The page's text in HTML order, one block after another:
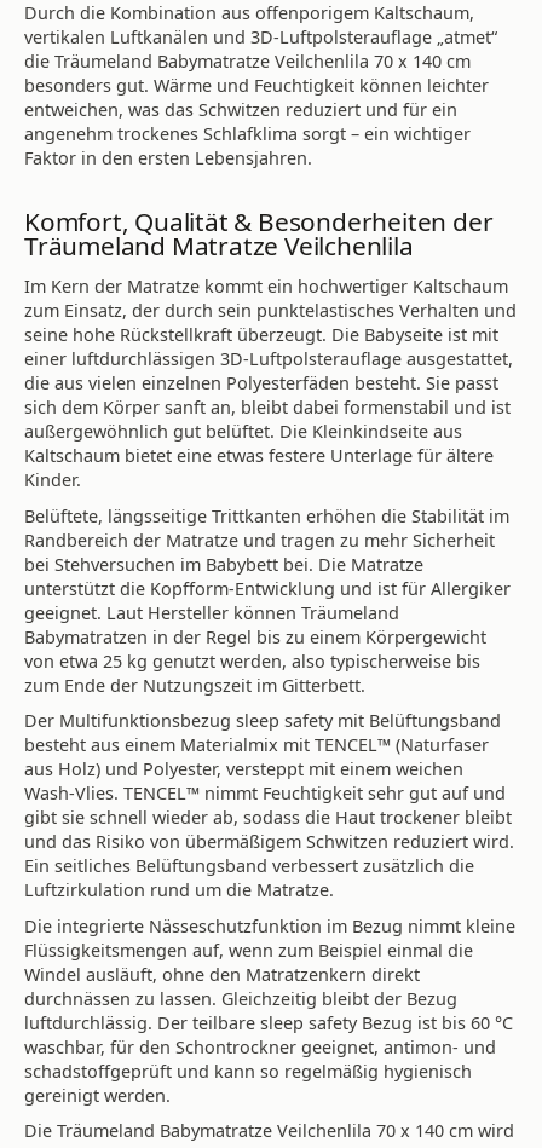
Durch die Kombination aus offenporigem Kaltschaum,
vertikalen Luftkanälen und 3D-Luftpolsterauflage „atmet“
die Träumeland Babymatratze Veilchenlila 70 x 140 cm
besonders gut. Wärme und Feuchtigkeit können leichter
entweichen, was das Schwitzen reduziert und für ein
angenehm trockenes Schlafklima sorgt – ein wichtiger
Faktor in den ersten Lebensjahren.
Komfort, Qualität & Besonderheiten der
Träumeland Matratze Veilchenlila
Im Kern der Matratze kommt ein hochwertiger Kaltschaum
zum Einsatz, der durch sein punktelastisches Verhalten und
seine hohe Rückstellkraft überzeugt. Die Babyseite ist mit
einer luftdurchlässigen 3D-Luftpolsterauflage ausgestattet,
die aus vielen einzelnen Polyesterfäden besteht. Sie passt
sich dem Körper sanft an, bleibt dabei formenstabil und ist
außergewöhnlich gut belüftet. Die Kleinkindseite aus
Kaltschaum bietet eine etwas festere Unterlage für ältere
Kinder.
Belüftete, längsseitige Trittkanten erhöhen die Stabilität im
Randbereich der Matratze und tragen zu mehr Sicherheit
bei Stehversuchen im Babybett bei. Die Matratze
unterstützt die Kopfform-Entwicklung und ist für Allergiker
geeignet. Laut Hersteller können Träumeland
Babymatratzen in der Regel bis zu einem Körpergewicht
von etwa 25 kg genutzt werden, also typischerweise bis
zum Ende der Nutzungszeit im Gitterbett.
Der Multifunktionsbezug sleep safety mit Belüftungsband
besteht aus einem Materialmix mit TENCEL™ (Naturfaser
aus Holz) und Polyester, versteppt mit einem weichen
Wash-Vlies. TENCEL™ nimmt Feuchtigkeit sehr gut auf und
gibt sie schnell wieder ab, sodass die Haut trockener bleibt
und das Risiko von übermäßigem Schwitzen reduziert wird.
Ein seitliches Belüftungsband verbessert zusätzlich die
Luftzirkulation rund um die Matratze.
Die integrierte Nässeschutzfunktion im Bezug nimmt kleine
Flüssigkeitsmengen auf, wenn zum Beispiel einmal die
Windel ausläuft, ohne den Matratzenkern direkt
durchnässen zu lassen. Gleichzeitig bleibt der Bezug
luftdurchlässig. Der teilbare sleep safety Bezug ist bis 60 °C
waschbar, für den Schontrockner geeignet, antimon- und
schadstoffgeprüft und kann so regelmäßig hygienisch
gereinigt werden.
Die Träumeland Babymatratze Veilchenlila 70 x 140 cm wird